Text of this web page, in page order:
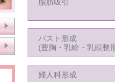
脂肪吸引
バスト形成
(豊胸・乳輪・乳頭整
婦人科形成